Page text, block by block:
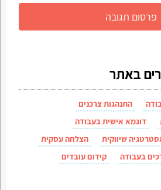
באתר
התנהגות צרכנים
דוגמא אישית בעבודה
שיווקית
הצלחה עסקית
בעבודה
קידום עובדים